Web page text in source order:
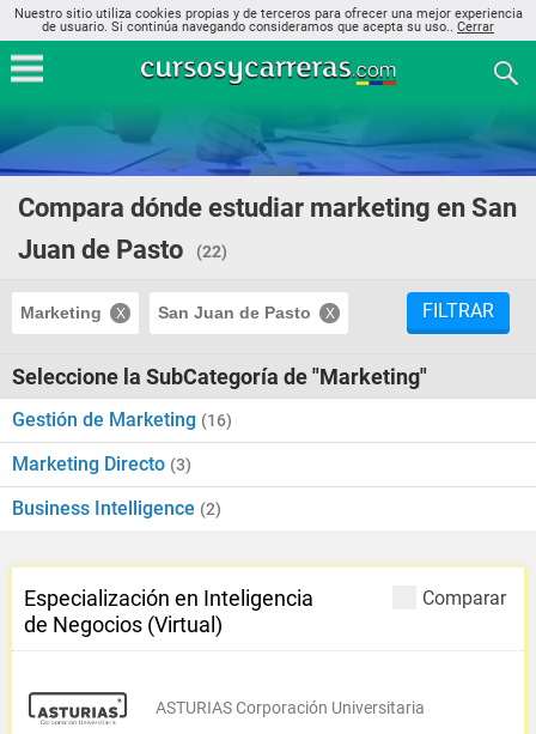
Nuestro sitio utiliza cookies propias y de terceros para ofrecer una mejor experiencia
de usuario. Si continúa navegando consideramos que acepta su uso.. Cerrar
Compara dónde estudiar marketing en San
Juan de Pasto
(22)
Marketing San Juan de Pasto FILTRAR
Seleccione la SubCategoría de "Marketing"
Gestión de Marketing (16)
Marketing Directo (3)
Business Intelligence (2)
Comparar
Especialización en Inteligencia
de Negocios (Virtual)
ASTURIAS Corporación Universitaria